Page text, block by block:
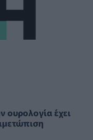
ουρολογία έχει